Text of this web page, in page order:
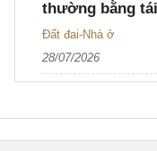
thường bằng
Đất đai-Nhà ở
28/07/2026